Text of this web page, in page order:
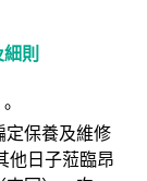
則
保養及維修
他日子蒞臨昂